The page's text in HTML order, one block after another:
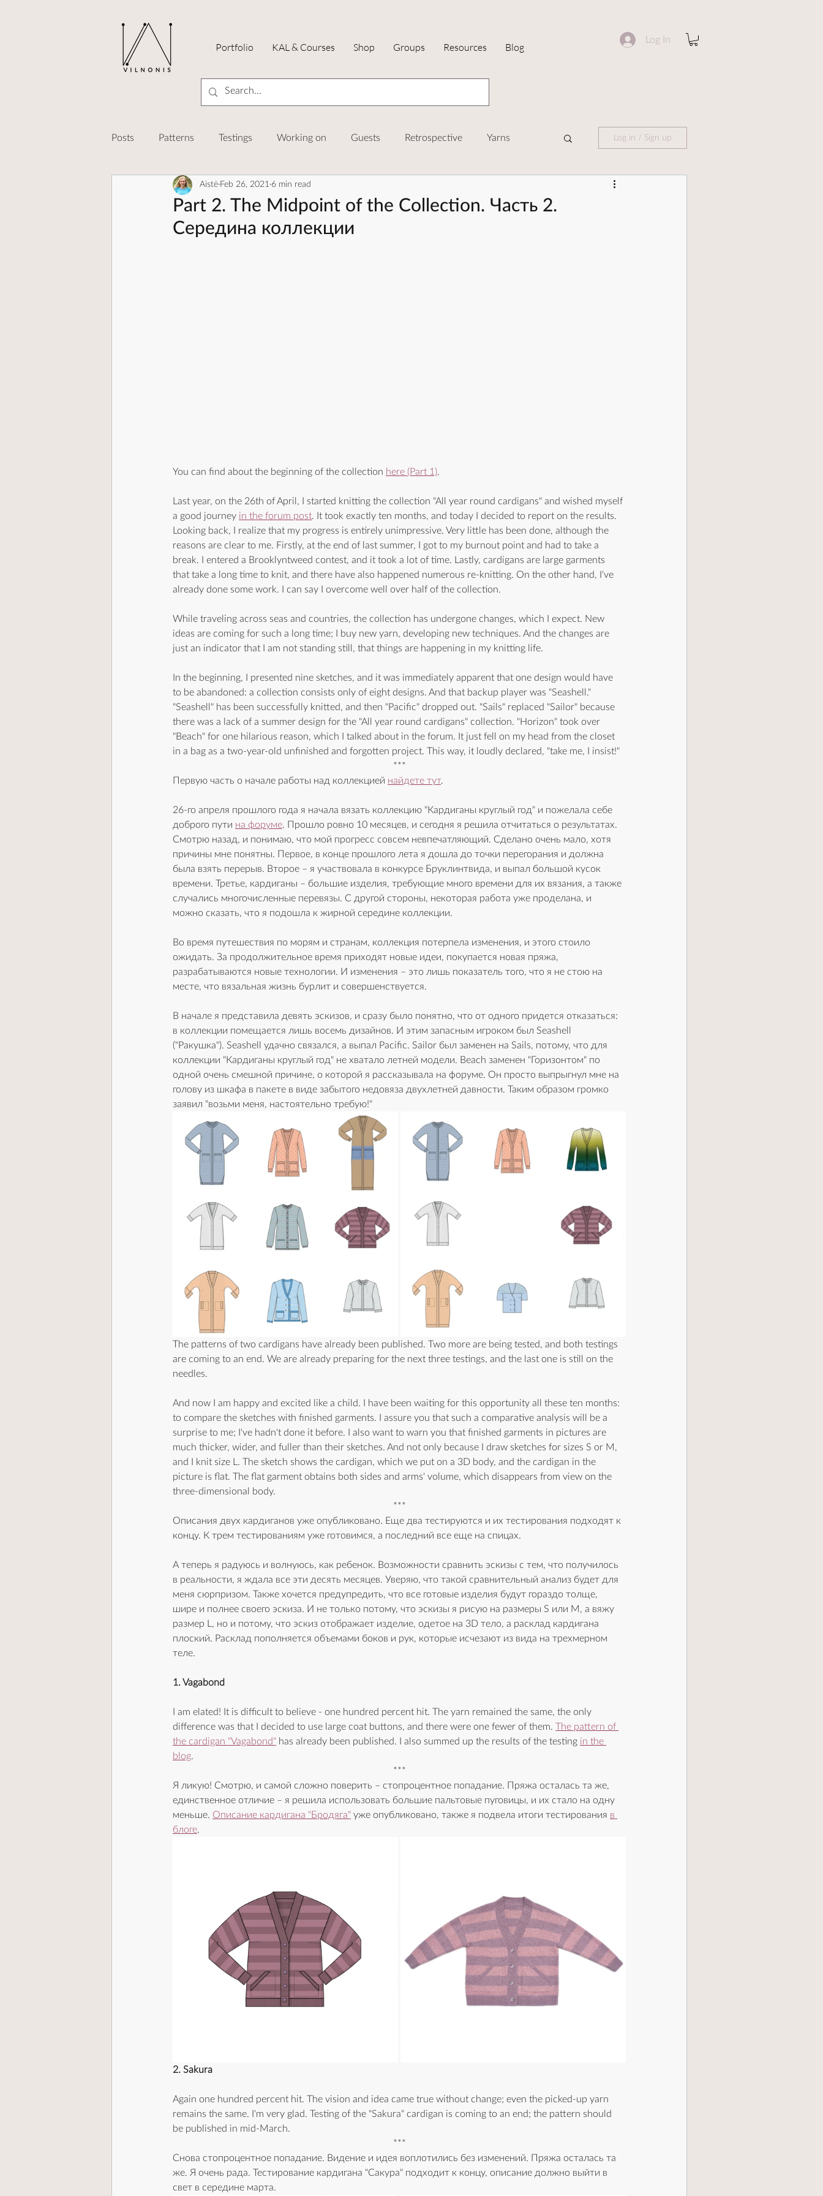
Portfolio KAL & Courses Shop Groups Resources Blog
Log In
Posts Patterns Testings Working on Guests Retrospective Yarns
Knit-Tech Designing KAL and Courses
Log in / Sign up
Part 2. The Midpoint of the Collection. Часть 2.
Середина коллекции
Aistė Feb 26, 2021 6 min read
You can find about the beginning of the collection here (Part 1).
Last year, on the 26th of April, I started knitting the collection "All year round cardigans" and wished myself
a good journey in the forum post. It took exactly ten months, and today I decided to report on the results.
Looking back, I realize that my progress is entirely unimpressive. Very little has been done, although the
reasons are clear to me. Firstly, at the end of last summer, I got to my burnout point and had to take a
break. I entered a Brooklyntweed contest, and it took a lot of time. Lastly, cardigans are large garments
that take a long time to knit, and there have also happened numerous re-knitting. On the other hand, I've
already done some work. I can say I overcome well over half of the collection.
While traveling across seas and countries, the collection has undergone changes, which I expect. New
ideas are coming for such a long time; I buy new yarn, developing new techniques. And the changes are
just an indicator that I am not standing still, that things are happening in my knitting life.
In the beginning, I presented nine sketches, and it was immediately apparent that one design would have
to be abandoned: a collection consists only of eight designs. And that backup player was "Seashell."
"Seashell" has been successfully knitted, and then "Pacific" dropped out. "Sails" replaced "Sailor" because
there was a lack of a summer design for the "All year round cardigans" collection. "Horizon" took over
"Beach" for one hilarious reason, which I talked about in the forum. It just fell on my head from the closet
in a bag as a two-year-old unfinished and forgotten project. This way, it loudly declared, "take me, I insist!"
***
Первую часть о начале работы над коллекцией найдете тут.
26-го апреля прошлого года я начала вязать коллекцию "Кардиганы круглый год" и пожелала себе
доброго пути на форуме. Прошло ровно 10 месяцев, и сегодня я решила отчитаться о результатах.
Смотрю назад, и понимаю, что мой прогресс совсем невпечатляющий. Сделано очень мало, хотя
причины мне понятны. Первое, в конце прошлого лета я дошла до точки перегорания и должна
была взять перерыв. Второе – я участвовала в конкурсе Бруклинтвида, и выпал большой кусок
времени. Третье, кардиганы – большие изделия, требующие много времени для их вязания, а также
случались многочисленные перевязы. С другой стороны, некоторая работа уже проделана, и
можно сказать, что я подошла к жирной середине коллекции.
Во время путешествия по морям и странам, коллекция потерпела изменения, и этого стоило
ожидать. За продолжительное время приходят новые идеи, покупается новая пряжа,
разрабатываются новые технологии. И изменения – это лишь показатель того, что я не стою на
месте, что вязальная жизнь бурлит и совершенствуется.
В начале я представила девять эскизов, и сразу было понятно, что от одного придется отказаться:
в коллекции помещается лишь восемь дизайнов. И этим запасным игроком был Seashell
("Ракушка"). Seashell удачно связался, а выпал Pacific. Sailor был заменен на Sails, потому, что для
коллекции "Кардиганы круглый год" не хватало летней модели. Beach заменен "Горизонтом" по
одной очень смешной причине, о которой я рассказывала на форуме. Он просто выпрыгнул мне на
голову из шкафа в пакете в виде забытого недовяза двухлетней давности. Таким образом громко
заявил "возьми меня, настоятельно требую!"
The patterns of two cardigans have already been published. Two more are being tested, and both testings
are coming to an end. We are already preparing for the next three testings, and the last one is still on the
needles.
And now I am happy and excited like a child. I have been waiting for this opportunity all these ten months:
to compare the sketches with finished garments. I assure you that such a comparative analysis will be a
surprise to me; I've hadn't done it before. I also want to warn you that finished garments in pictures are
much thicker, wider, and fuller than their sketches. And not only because I draw sketches for sizes S or M,
and I knit size L. The sketch shows the cardigan, which we put on a 3D body, and the cardigan in the
picture is flat. The flat garment obtains both sides and arms' volume, which disappears from view on the
three-dimensional body.
***
Описания двух кардиганов уже опубликовано. Еще два тестируются и их тестирования подходят к
концу. К трем тестированиям уже готовимся, а последний все еще на спицах.
А теперь я радуюсь и волнуюсь, как ребенок. Возможности сравнить эскизы с тем, что получилось
в реальности, я ждала все эти десять месяцев. Уверяю, что такой сравнительный анализ будет для
меня сюрпризом. Также хочется предупредить, что все готовые изделия будут гораздо толще,
шире и полнее своего эскиза. И не только потому, что эскизы я рисую на размеры S или M, а вяжу
размер L, но и потому, что эскиз отображает изделие, одетое на 3D тело, а расклад кардигана
плоский. Расклад пополняется объемами боков и рук, которые исчезают из вида на трехмерном
теле.
1. Vagabond
I am elated! It is difficult to believe - one hundred percent hit. The yarn remained the same, the only
difference was that I decided to use large coat buttons, and there were one fewer of them. The pattern of
the cardigan "Vagabond" has already been published. I also summed up the results of the testing in the
blog.
***
Я ликую! Смотрю, и самой сложно поверить – стопроцентное попадание. Пряжа осталась та же,
единственное отличие – я решила использовать большие пальтовые пуговицы, и их стало на одну
меньше. Описание кардигана "Бродяга" уже опубликовано, также я подвела итоги тестирования в
блоге.
2. Sakura
Again one hundred percent hit. The vision and idea came true without change; even the picked-up yarn
remains the same. I'm very glad. Testing of the "Sakura" cardigan is coming to an end; the pattern should
be published in mid-March.
***
Снова стопроцентное попадание. Видение и идея воплотились без изменений. Пряжа осталась та
же. Я очень рада. Тестирование кардигана "Сакура" подходит к концу, описание должно выйти в
свет в середине марта.